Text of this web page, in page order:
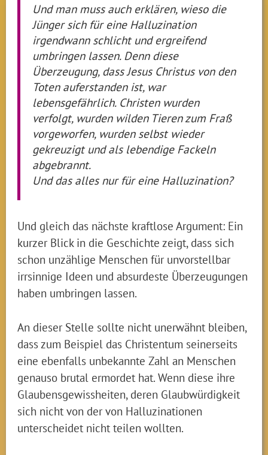
Und man muss auch erklären, wieso die
Jünger sich für eine Halluzination
irgendwann schlicht und ergreifend
umbringen lassen. Denn diese
Überzeugung, dass Jesus Christus von den
Toten auferstanden ist, war
lebensgefährlich. Christen wurden
verfolgt, wurden wilden Tieren zum Fraß
vorgeworfen, wurden selbst wieder
gekreuzigt und als lebendige Fackeln
abgebrannt.
Und das alles nur für eine Halluzination?
Und gleich das nächste kraftlose Argument: Ein
kurzer Blick in die Geschichte zeigt, dass sich
schon unzählige Menschen für unvorstellbar
irrsinnige Ideen und absurdeste Überzeugungen
haben umbringen lassen.
An dieser Stelle sollte nicht unerwähnt bleiben,
dass zum Beispiel das Christentum seinerseits
eine ebenfalls unbekannte Zahl an Menschen
genauso brutal ermordet hat. Wenn diese ihre
Glaubensgewissheiten, deren Glaubwürdigkeit
sich nicht von der von Halluzinationen
unterscheidet nicht teilen wollten.